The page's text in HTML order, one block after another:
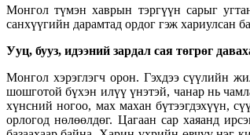
Монгол түмэн хаврын тэргүүн сарыг
санхүүгийн дарамтад ордог гэж хариулсан
Ууц, бууз, идээний зардал сая төгрөг
Монгол хэрэглэгч орон. Гэхдээ сүүлийн
шошготой бүхэн илүү үнэтэй, чанар нь
хүнсний ногоо, мах махан бүтээгдэхүүн,
орлогод нөлөөлдөг. Цагаан сар хаяанд